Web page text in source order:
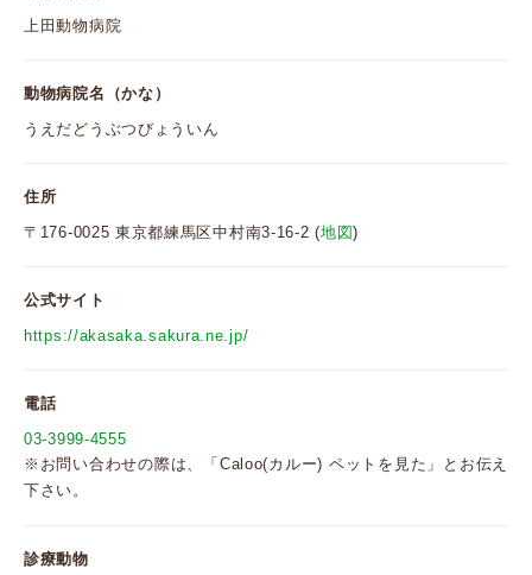
上田動物病院
動物病院名（かな）
うえだどうぶつびょういん
住所
〒176-0025 東京都練馬区中村南3-16-2 (地図)
公式サイト
https://akasaka.sakura.ne.jp/
電話
03-3999-4555
※お問い合わせの際は、「Caloo(カルー) ペットを見た」とお伝え
下さい。
診療動物